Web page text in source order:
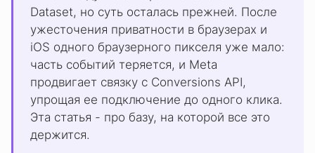
Dataset, но суть осталась прежней. После
ужесточения приватности в браузерах и
iOS одного браузерного пикселя уже мало:
часть событий теряется, и Meta
продвигает связку с Conversions API,
упрощая ее подключение до одного клика.
Эта статья - про базу, на которой все это
держится.